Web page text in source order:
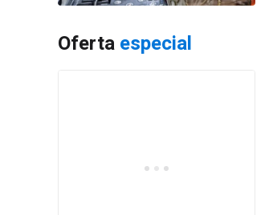
Oferta especial